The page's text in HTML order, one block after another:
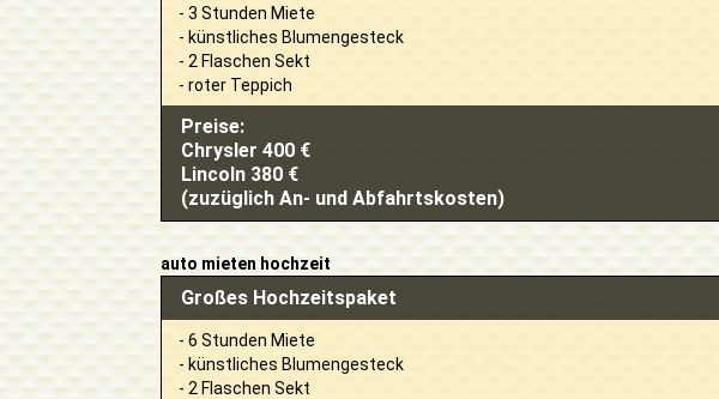
Preise:
Chrysler 400 €
Lincoln 380 €
(zuzüglich An- und Abfahrtskosten)
- 3 Stunden Miete
- künstliches Blumengesteck
- 2 Flaschen Sekt
- roter Teppich
auto mieten hochzeit
Großes Hochzeitspaket
- 6 Stunden Miete
- künstliches Blumengesteck
- 2 Flaschen Sekt